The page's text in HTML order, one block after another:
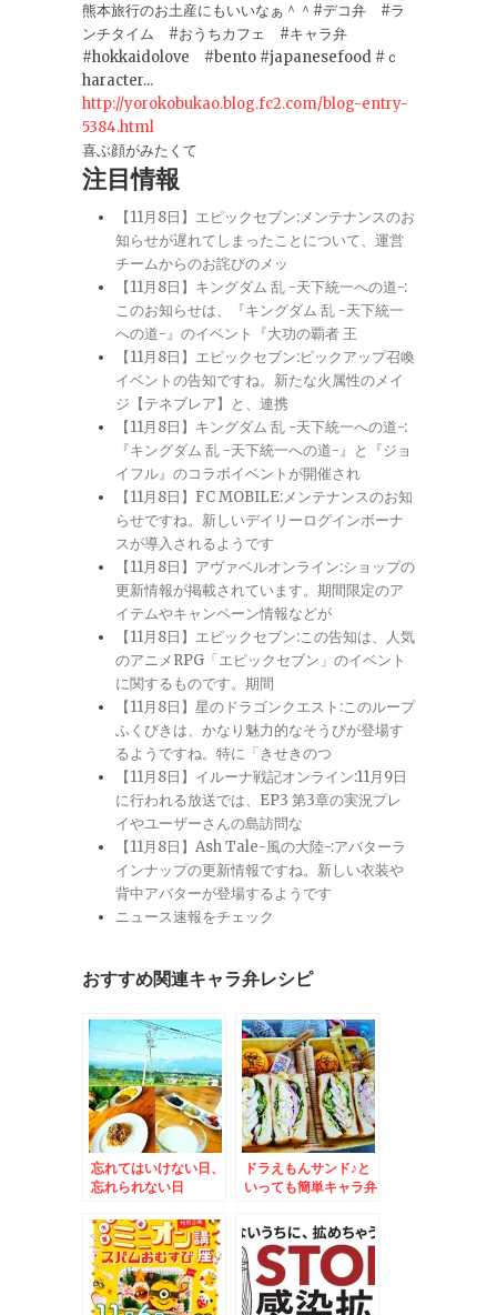
熊本旅行のお土産にもいいなぁ＾＾#デコ弁 #ラ
ンチタイム #おうちカフェ #キャラ弁
#hokkaidolove #bento #japanesefood #ｃ
haracter...
http://yorokobukao.blog.fc2.com/blog-entry-
5384.html
喜ぶ顔がみたくて
注目情報
【11月8日】エピックセブン:メンテナンスのお
知らせが遅れてしまったことについて、運営
チームからのお詫びのメッ
【11月8日】キングダム 乱 -天下統一への道-:
このお知らせは、『キングダム 乱 -天下統一
への道-』のイベント『大功の覇者 王
【11月8日】エピックセブン:ピックアップ召喚
イベントの告知ですね。新たな火属性のメイ
ジ【テネブレア】と、連携
【11月8日】キングダム 乱 -天下統一への道-:
『キングダム 乱 -天下統一への道-』と『ジョ
イフル』のコラボイベントが開催され
【11月8日】FC MOBILE:メンテナンスのお知
らせですね。新しいデイリーログインボーナ
スが導入されるようです
【11月8日】アヴァベルオンライン:ショップの
更新情報が掲載されています。期間限定のア
イテムやキャンペーン情報などが
【11月8日】エピックセブン:この告知は、人気
のアニメRPG「エピックセブン」のイベント
に関するものです。期間
【11月8日】星のドラゴンクエスト:このループ
ふくびきは、かなり魅力的なそうびが登場す
るようですね。特に「きせきのつ
【11月8日】イルーナ戦記オンライン:11月9日
に行われる放送では、EP3 第3章の実況プレ
イやユーザーさんの島訪問な
【11月8日】Ash Tale-風の大陸-:アバターラ
インナップの更新情報ですね。新しい衣装や
背中アバターが登場するようです
ニュース速報をチェック
おすすめ関連キャラ弁レシピ
忘れてはいけない日、
忘れられない日
ドラえもんサンド♪と
いっても簡単キャラ弁
ば。。。。。